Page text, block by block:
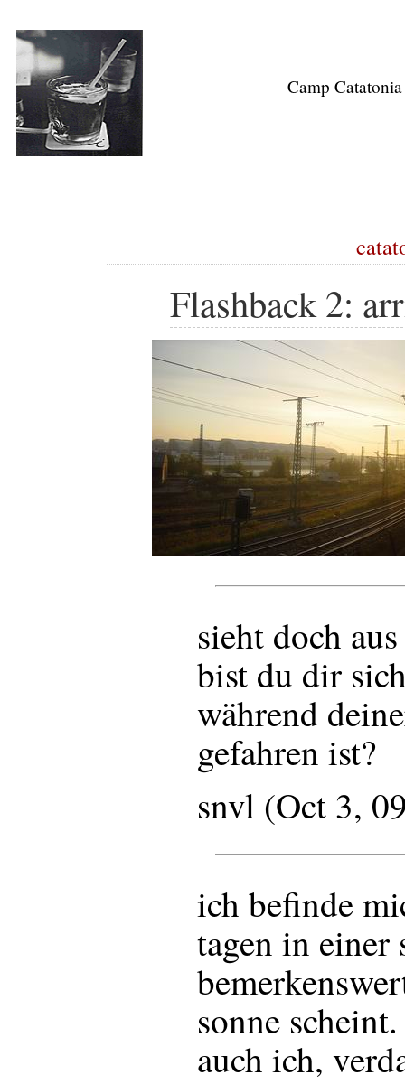
Camp Catatonia
Flashback 2:
sieht doch
bist du dir
während
gefahren ist?
snvl (Oct 3,
ich befinde
tagen in einer
sonne
auch ich,